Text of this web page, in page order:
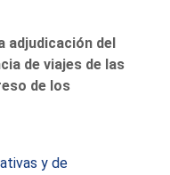
adjudicación del
de viajes de las
de los
y de